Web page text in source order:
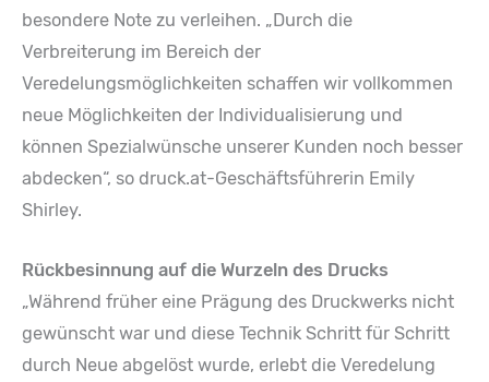
besondere Note zu verleihen. „Durch die
Verbreiterung im Bereich der
Veredelungsmöglichkeiten schaffen wir vollkommen
neue Möglichkeiten der Individualisierung und
können Spezialwünsche unserer Kunden noch besser
abdecken“, so druck.at-Geschäftsführerin Emily
Shirley.
Rückbesinnung auf die Wurzeln des Drucks
„Während früher eine Prägung des Druckwerks nicht
gewünscht war und diese Technik Schritt für Schritt
durch Neue abgelöst wurde, erlebt die Veredelung